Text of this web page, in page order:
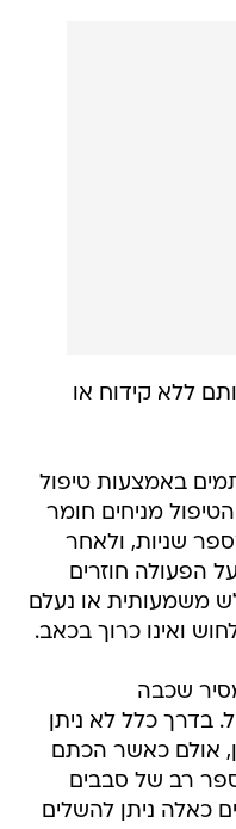
ללא קידוח או
באמצעות טיפול
מניחים חומר
שניות, ולאחר
הפעולה חוזרים
משמעותית או נעלם
ואינו כרוך בכאב.
שכבה
בדרך כלל לא ניתן
אולם כאשר הכתם
רב של סבבים
כאלה ניתן להשלים